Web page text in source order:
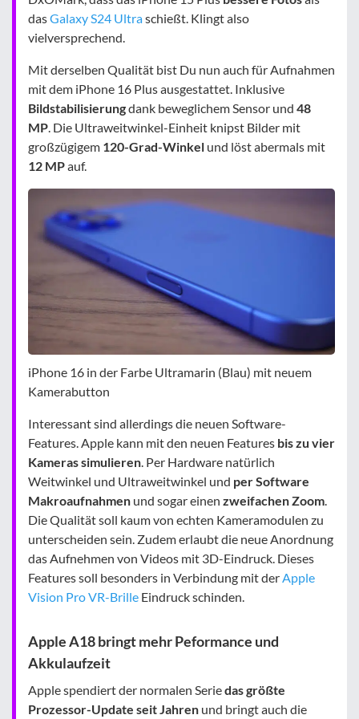
dasGalaxy S24 Ultraschießt. Klingt also
vielversprechend.
Mit derselben Qualität bist Du nun auch für Aufnahmen
mit dem iPhone 16 Plus ausgestattet. Inklusive
Bildstabilisierungdank beweglichem Sensor und 48
MP. Die Ultraweitwinkel-Einheit knipst Bilder mit
großzügigem 120-Grad-Winkel und löst abermals mit
12 MPauf.
iPhone 16 in der Farbe Ultramarin (Blau) mit neuem
Kamerabutton
Interessant sind allerdings die neuen Software-
Features. Apple kann mit den neuen Features bis zu vier
Kameras simulieren. Per Hardware natürlich
Weitwinkel und Ultraweitwinkel und per Software
Makroaufnahmen und sogar einen zweifachen Zoom.
Die Qualität soll kaum von echten Kameramodulen zu
unterscheiden sein. Zudem erlaubt die neue Anordnung
das Aufnehmen von Videos mit 3D-Eindruck. Dieses
Features soll besonders in Verbindung mit derApple
Vision Pro VR-Brille Eindruck schinden.
Apple A18 bringt mehr Peformance und
Akkulaufzeit
Apple spendiert der normalen Seriedas größte
Prozessor-Update seit Jahren und bringt auch die